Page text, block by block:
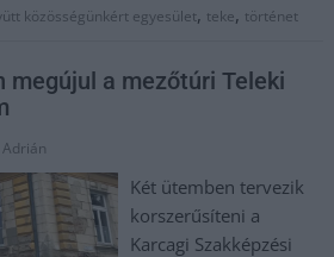
közösségünkért egyesület, teke, történet
megújul a mezőtúri Teleki
Adrián
Két ütemben tervezik
korszerűsíteni a
Karcagi Szakképzési